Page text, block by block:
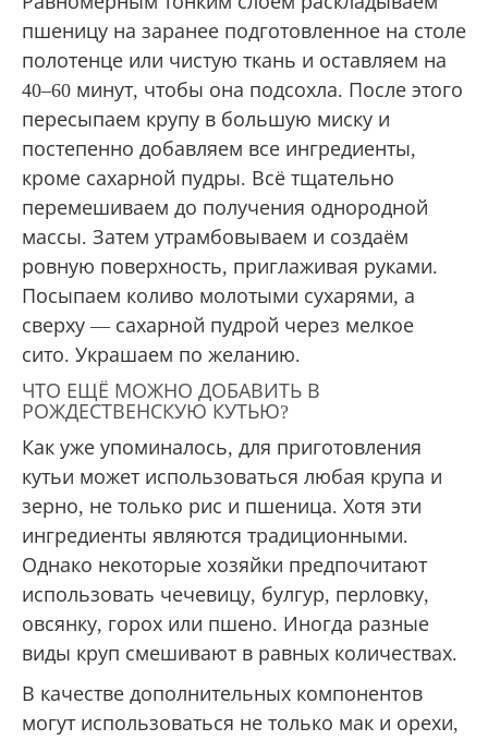
пшеницу на заранее подготовленное на столе
полотенце или чистую ткань и оставляем на
40–60 минут, чтобы она подсохла. После этого
пересыпаем крупу в большую миску и
постепенно добавляем все ингредиенты,
кроме сахарной пудры. Всё тщательно
перемешиваем до получения однородной
массы. Затем утрамбовываем и создаём
ровную поверхность, приглаживая руками.
Посыпаем коливо молотыми сухарями, а
сверху — сахарной пудрой через мелкое
сито. Украшаем по желанию.
ЧТО ЕЩЁ МОЖНО ДОБАВИТЬ В
РОЖДЕСТВЕНСКУЮ КУТЬЮ?
Как уже упоминалось, для приготовления
кутьи может использоваться любая крупа и
зерно, не только рис и пшеница. Хотя эти
ингредиенты являются традиционными.
Однако некоторые хозяйки предпочитают
использовать чечевицу, булгур, перловку,
овсянку, горох или пшено. Иногда разные
виды круп смешивают в равных количествах.
В качестве дополнительных компонентов
могут использоваться не только мак и орехи,